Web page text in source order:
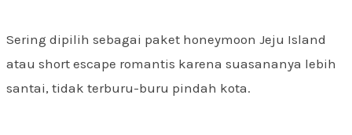
Sering dipilih sebagai paket honeymoon Jeju Island
atau short escape romantis karena suasananya lebih
santai, tidak terburu-buru pindah kota.